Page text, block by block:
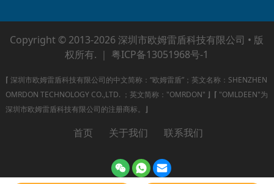
Copyright © 2013-2026 深圳市欧姆雷盾科技有限公司 • 版
权所有. ｜粤ICP备13051968号-1
⌈ 深圳市欧姆雷盾科技有限公司的中文简称：“欧姆雷盾”；英文名称：SHENZHEN
OMRDON TECHNOLOGY CO.,LTD. ；英文简称："OMRDON" ⌋ ⌈ "OMLDEEN"为
深圳市欧姆雷盾科技有限公司的注册商标。 ⌋
首页 关于我们 联系我们